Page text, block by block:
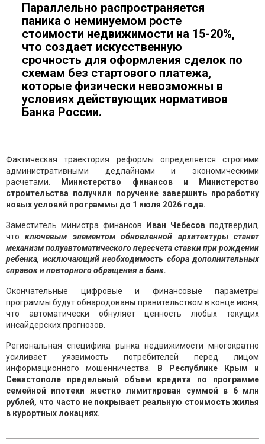
Параллельно распространяется
паника о неминуемом росте
стоимости недвижимости на 15-20%,
что создает искусственную
срочность для оформления сделок по
схемам без стартового платежа,
которые физически невозможны в
условиях действующих нормативов
Банка России.
Фактическая траектория реформы определяется строгими
административными дедлайнами и экономическими
расчетами.
Министерство финансов и Министерство
строительства получили поручение завершить проработку
новых условий программы до 1 июля 2026 года.
Заместитель министра финансов Иван Чебесов подтвердил,
чтоключевым элементом обновленной архитектуры станет
механизм полуавтоматического пересчета ставки при рождении
ребенка, исключающий необходимость сбора дополнительных
справок и повторного обращения в банк.
Окончательные цифровые и финансовые параметры
программы будут обнародованы правительством в конце июня,
что автоматически обнуляет ценность любых текущих
инсайдерских прогнозов.
Региональная специфика рынка недвижимости многократно
усиливает уязвимость потребителей перед лицом
информационного мошенничества.
В Республике Крым и
Севастополе предельный объем кредита по программе
семейной ипотеки жестко лимитирован суммой в 6 млн
рублей, что часто не покрывает реальную стоимость жилья
в курортных локациях.